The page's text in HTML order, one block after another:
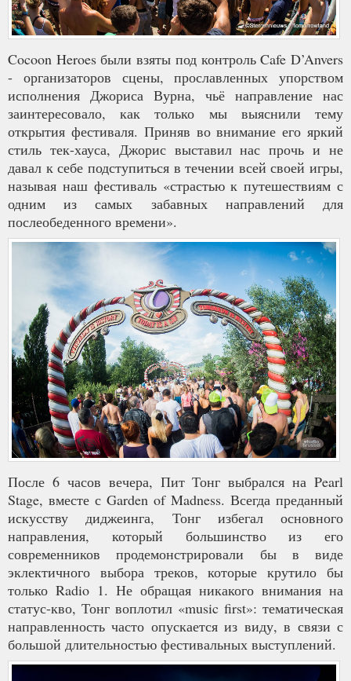
Cocoon Heroes были взяты под контроль Cafe D’Anvers
- организаторов сцены, прославленных упорством
исполнения Джориса Вурна, чьё направление нас
заинтересовало, как только мы выяснили тему
открытия фестиваля. Приняв во внимание его яркий
стиль тек-хауса, Джорис выставил нас прочь и не
давал к себе подступиться в течении всей своей игры,
называя наш фестиваль «страстью к путешествиям с
одним из самых забавных направлений для
послеобеденного времени».
После 6 часов вечера, Пит Тонг выбрался на Pearl
Stage, вместе с Garden of Madness. Всегда преданный
искусству диджеинга, Тонг избегал основного
направления, который большинство из его
современников продемонстрировали бы в виде
эклектичного выбора треков, которые крутило бы
только Radio 1. Не обращая никакого внимания на
статус-кво, Тонг воплотил «music first»: тематическая
направленность часто опускается из виду, в связи с
большой длительностью фестивальных выступлений.